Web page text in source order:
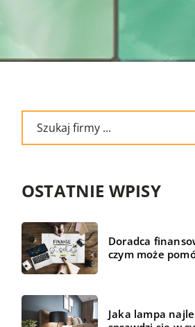
OSTATNIE WPISY
Doradca
czym może
Jaka lampa